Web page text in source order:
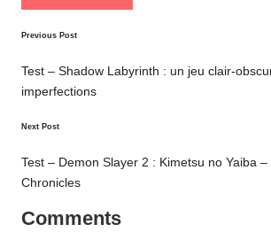
Post
navigation
Previous Post
Test – Shadow Labyrinth : un jeu clair-
imperfections
Next Post
Test – Demon Slayer 2 : Kimetsu no Yaiba
Chronicles
Comments